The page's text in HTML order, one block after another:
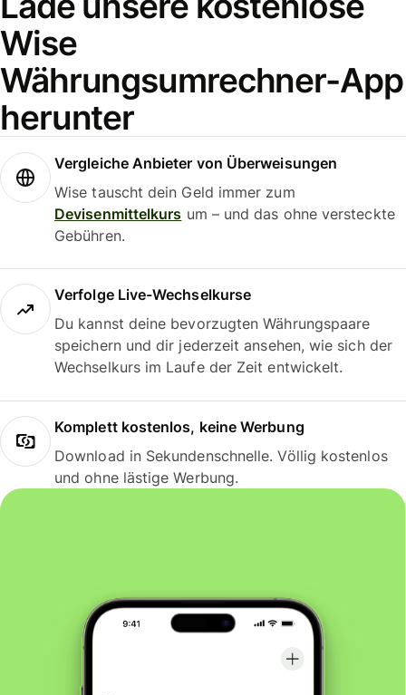
Wise
Währungsumrechner-App
herunter
Vergleiche Anbieter von Überweisungen
Wise tauscht dein Geld immer zum
Devisenmittelkurs um – und das ohne versteckte
Gebühren.
Verfolge Live-Wechselkurse
Du kannst deine bevorzugten Währungspaare
speichern und dir jederzeit ansehen, wie sich der
Wechselkurs im Laufe der Zeit entwickelt.
Komplett kostenlos, keine Werbung
Download in Sekundenschnelle. Völlig kostenlos
und ohne lästige Werbung.